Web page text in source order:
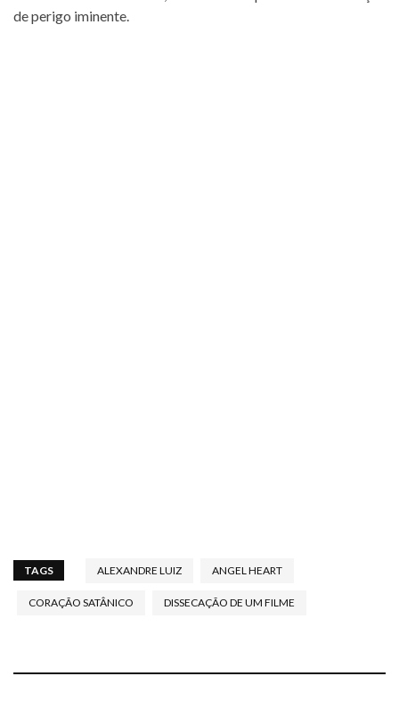
de perigo iminente.
TAGS ALEXANDRE LUIZ ANGEL HEART
CORAÇÃO SATÂNICO DISSECAÇÃO DE UM FILME